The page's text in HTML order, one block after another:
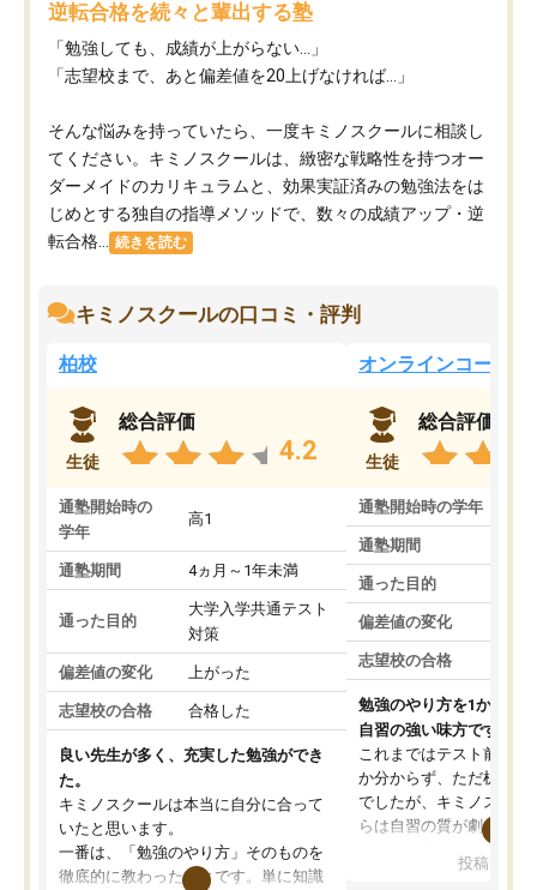
逆転合格を続々と輩出する塾
「勉強しても、成績が上がらない…」
「志望校まで、あと偏差値を20上げなければ…」
そんな悩みを持っていたら、一度キミノスクールに相談し
てください。キミノスクールは、緻密な戦略性を持つオー
ダーメイドのカリキュラムと、効果実証済みの勉強法をは
じめとする独自の指導メソッドで、数々の成績アップ・逆
転合格...
続きを読む
キミノスクールの口コミ・評判
柏校
生徒
総合評価
4.2
通塾開始時の
学年
高1
通塾期間 4ヵ月～1年未満
通った目的
大学入学共通テスト
対策
偏差値の変化 上がった
志望校の合格 合格した
良い先生が多く、充実した勉強ができ
た。
キミノスクールは本当に自分に合って
いたと思います。
一番は、「勉強のやり方」そのものを
徹底的に教わったことです。単に知識
オンラインコース
生徒
総合評価
通塾開始時の学年
通塾期間
通った目的
偏差値の変化
志望校の合格
勉強のやり方を1から教
自習の強い味方です。
これまではテスト前に何
か分からず、ただ机に座
でしたが、キミノスクー
らは自習の質が劇的に変
を明確にしてくれるの
投稿日：